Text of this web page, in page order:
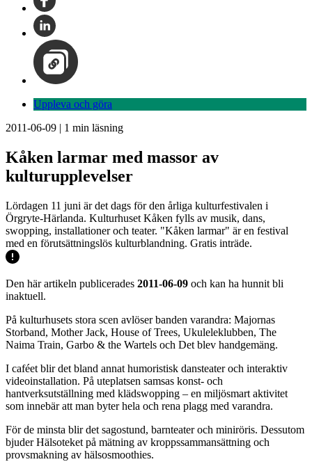
Uppleva och göra
2011-06-09 | 1 min läsning
Kåken larmar med massor av
kulturupplevelser
Lördagen 11 juni är det dags för den årliga kulturfestivalen i
Örgryte-Härlanda. Kulturhuset Kåken fylls av musik, dans,
swopping, installationer och teater. "Kåken larmar" är en festival
med en förutsättningslös kulturblandning. Gratis inträde.
Den här artikeln publicerades 2011-06-09 och kan ha hunnit bli
inaktuell.
På kulturhusets stora scen avlöser banden varandra: Majornas
Storband, Mother Jack, House of Trees, Ukuleleklubben, The
Naima Train, Garbo & the Wartels och Det blev handgemäng.
I caféet blir det bland annat humoristisk dansteater och interaktiv
videoinstallation. På uteplatsen samsas konst- och
hantverksutställning med klädswopping – en miljösmart aktivitet
som innebär att man byter hela och rena plagg med varandra.
För de minsta blir det sagostund, barnteater och miniröris. Dessutom
bjuder Hälsoteket på mätning av kroppssammansättning och
provsmakning av hälsosmoothies.